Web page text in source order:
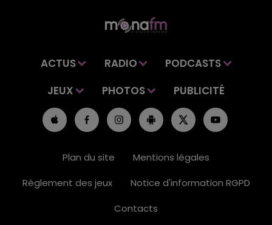
ACTUS RADIO
PODCASTS
JEUX
PHOTOS PUBLICITÉ
Plan du site
Mentions légales
Règlement des jeux
Notice d'information RGPD
Contacts